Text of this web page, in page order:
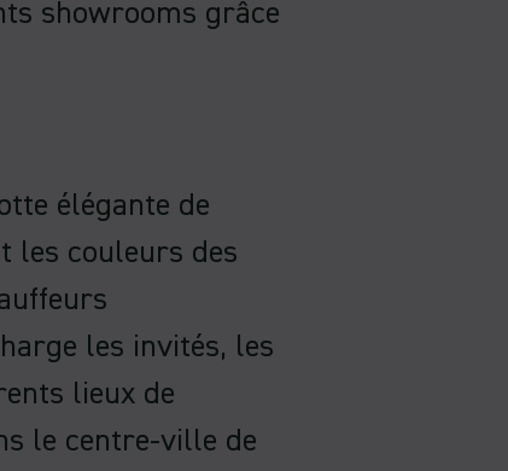
showrooms grâce
élégante de
les couleurs des
les invités, les
lieux de
le centre-ville de